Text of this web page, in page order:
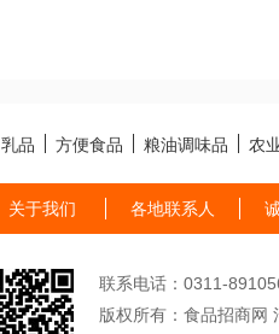
乳品 方便食品 粮油调味品 农
关于我们 各地联系人
联系电话：0311-
版权所有：食品招商网